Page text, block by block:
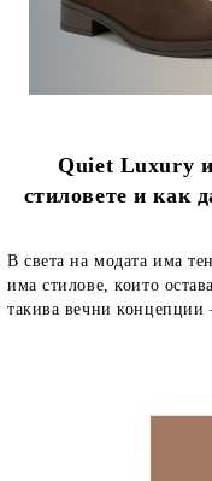
Quiet Luxury
стиловете и как
В света на модата има
има стилове, които
такива вечни концепции